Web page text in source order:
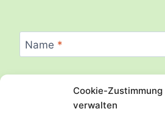
Cookie-Zustimmung
verwalten
Name *